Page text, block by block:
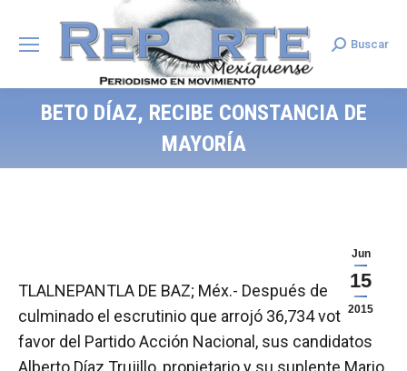
Search:
Buscar
BETO DÍAZ, RECIBE CONSTANCIA DE
MAYORÍA
Jun
15
2015
TLALNEPANTLA DE BAZ; Méx.- Después de
culminado el escrutinio que arrojó 36,734 votos a
favor del Partido Acción Nacional, sus candidatos